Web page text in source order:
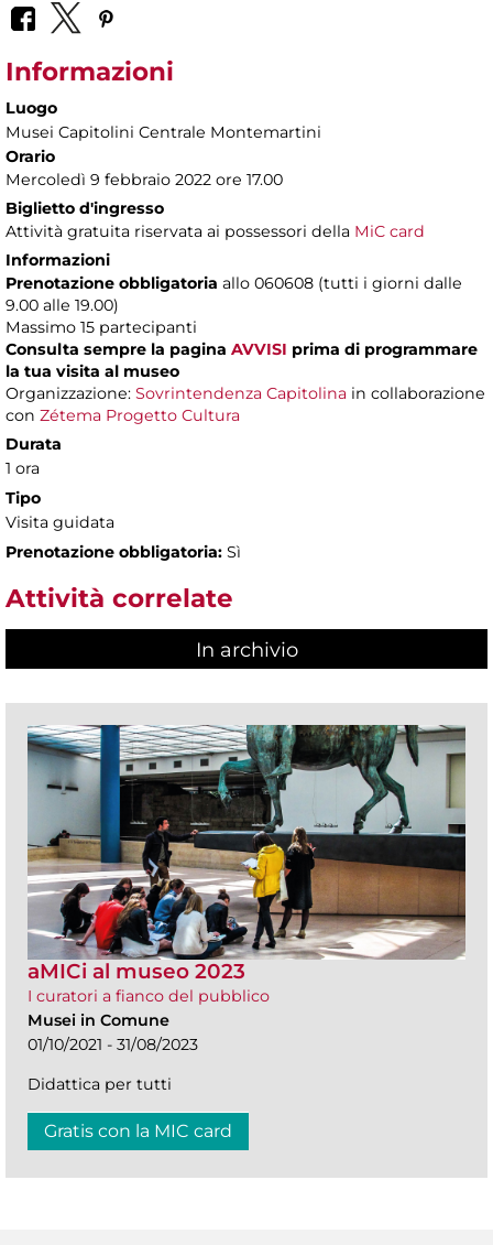
Informazioni
Luogo
Musei Capitolini Centrale Montemartini
Orario
Mercoledì 9 febbraio 2022 ore 17.00
Biglietto d'ingresso
Attività gratuita riservata ai possessori della MiC card
Informazioni
Prenotazione obbligatoria allo 060608 (tutti i giorni dalle
9.00 alle 19.00)
Massimo 15 partecipanti
Consulta sempre la pagina AVVISI prima di programmare
la tua visita al museo
Organizzazione: Sovrintendenza Capitolina in collaborazione
con Zétema Progetto Cultura
Durata
1 ora
Tipo
Visita guidata
Prenotazione obbligatoria: Sì
Attività correlate
In archivio
aMICi al museo 2023
I curatori a fianco del pubblico
Musei in Comune
01/10/2021 - 31/08/2023
Didattica per tutti
Gratis con la MIC card